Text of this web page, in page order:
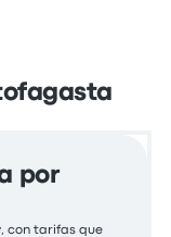
por
con tarifas que